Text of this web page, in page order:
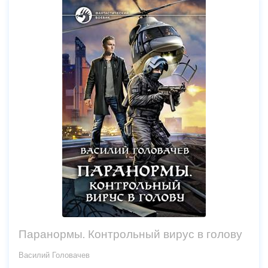
Паранормы. Контрольный вирус в голову
Василий Головачев